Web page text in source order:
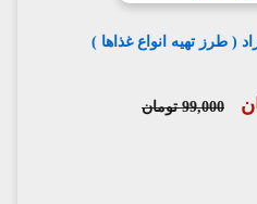
( طرز تهیه انواع غذاها )
99,000 تومان